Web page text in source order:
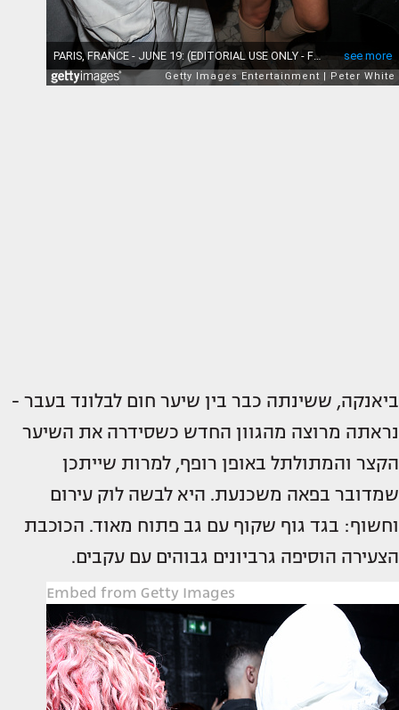
ביאנקה, ששינתה כבר בין שיער חום לבלונד בעבר -
נראתה מרוצה מהגוון החדש כשסידרה את השיער
הקצר והמתולתל באופן רופף, למרות שייתכן
שמדובר בפאה משכנעת. היא לבשה לוק עירום
וחשוף: בגד גוף שקוף עם גב פתוח מאוד. הכוכבת
הצעירה הוסיפה גרביונים גבוהים עם עקבים.
Embed from Getty Images